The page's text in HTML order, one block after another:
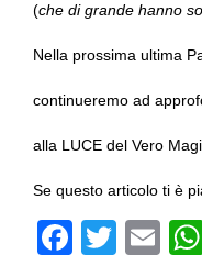
(che di grande hanno
Nella prossima ultima
continueremo ad
alla LUCE del Vero
Se questo articolo ti è
F
T
E